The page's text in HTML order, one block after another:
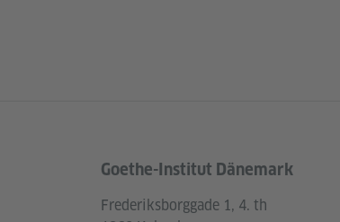
Service- und Informationsbereich
Goethe-Institut Dänemark
Frederiksborggade 1, 4. th